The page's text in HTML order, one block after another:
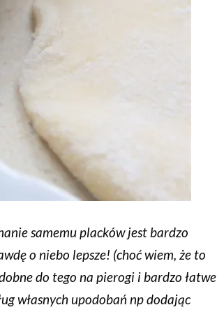
samemu placków jest bardzo
o niebo lepsze! (choć wiem, że to
do tego na pierogi i bardzo łatwe
własnych upodobań np dodając